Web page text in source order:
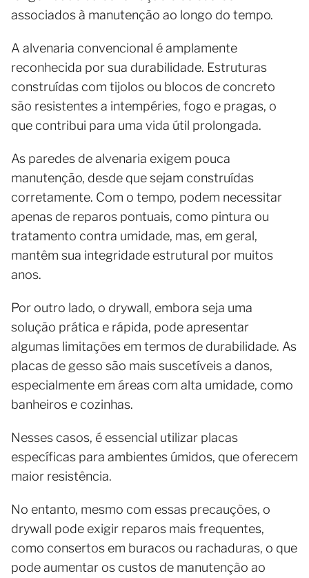
associados à manutenção ao longo do tempo.
A alvenaria convencional é amplamente
reconhecida por sua durabilidade. Estruturas
construídas com tijolos ou blocos de concreto
são resistentes a intempéries, fogo e pragas, o
que contribui para uma vida útil prolongada.
As paredes de alvenaria exigem pouca
manutenção, desde que sejam construídas
corretamente. Com o tempo, podem necessitar
apenas de reparos pontuais, como pintura ou
tratamento contra umidade, mas, em geral,
mantêm sua integridade estrutural por muitos
anos.
Por outro lado, o drywall, embora seja uma
solução prática e rápida, pode apresentar
algumas limitações em termos de durabilidade. As
placas de gesso são mais suscetíveis a danos,
especialmente em áreas com alta umidade, como
banheiros e cozinhas.
Nesses casos, é essencial utilizar placas
específicas para ambientes úmidos, que oferecem
maior resistência.
No entanto, mesmo com essas precauções, o
drywall pode exigir reparos mais frequentes,
como consertos em buracos ou rachaduras, o que
pode aumentar os custos de manutenção ao